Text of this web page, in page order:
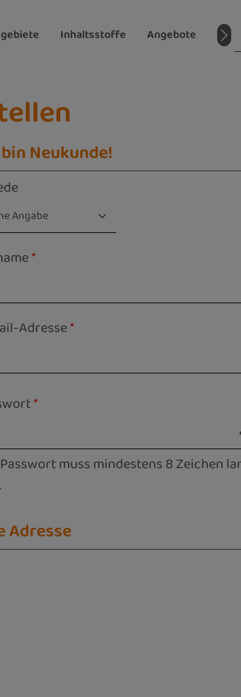
Inhaltsstoffe Angebote
Neukunde!
Informationen
*
Adresse*
*
muss mindestens 8 Zeichen
Adresse